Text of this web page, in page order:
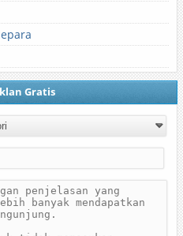
Gratis